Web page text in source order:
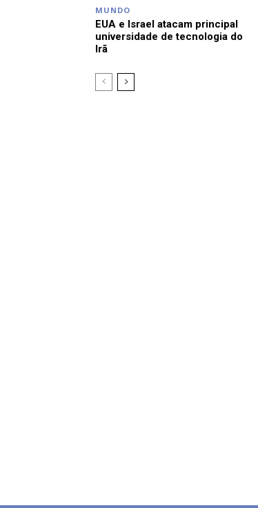
MUNDO
EUA e Israel atacam principal
universidade de tecnologia do
Irã